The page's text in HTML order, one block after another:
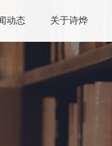
动态 关于诗烨